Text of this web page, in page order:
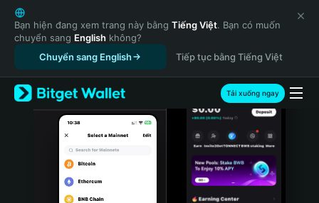
English
日本語
Tiếng Việt
Русский
Español (Latinoamérica)
Türkçe
Italiano
Português (Portugal)
Bạn hiện đang xem trang này bằng Tiếng Việt. Bạn có muốn
chuyển sang English không?
Chuyển sang English
Tiếp tục bằng Tiếng Việt
Tải xuống ngay